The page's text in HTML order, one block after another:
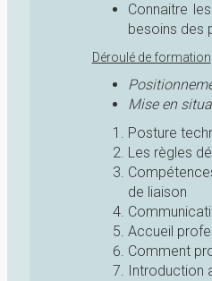
Connaitre
besoins des
Déroulé de formation
Mise en
Posture
Les règles
de liaison
Accueil
Comment
Introduction